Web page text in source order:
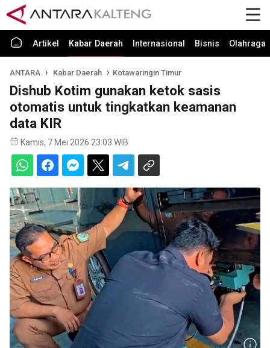
Artikel Kabar Daerah Internasional Bisnis Olahraga
ANTARA Kabar Daerah Kotawaringin Timur
Dishub Kotim gunakan ketok sasis
otomatis untuk tingkatkan keamanan
data KIR
Kamis, 7 Mei 2026 23:03 WIB